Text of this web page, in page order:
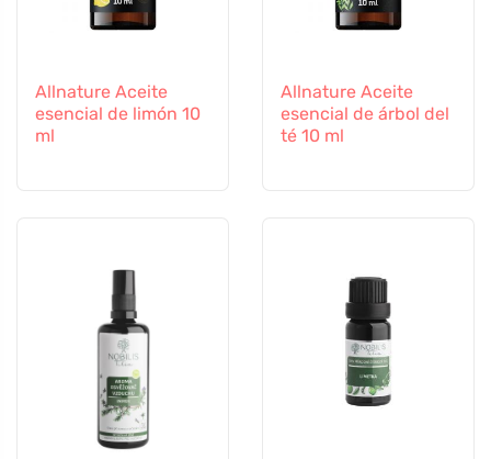
Allnature Aceite
esencial de limón 10
ml
Allnature Aceite
esencial de árbol del
té 10 ml